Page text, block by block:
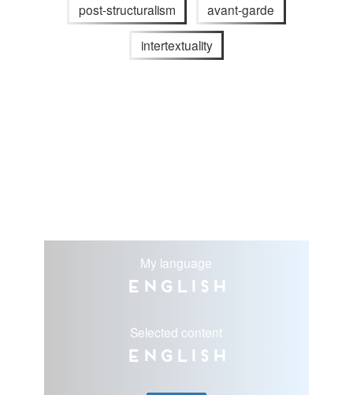
post-structuralism avant-garde
intertextuality
My language
English
Selected content
English